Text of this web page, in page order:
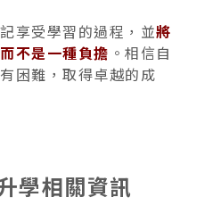
享受學習的過程，並將
不是一種負擔 。相信自
困難，取得卓越的成
學相關資訊